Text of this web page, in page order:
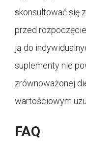
skonsultować się
przed
ją do
suplementy nie
zrównoważonej
wartościowym
FAQ